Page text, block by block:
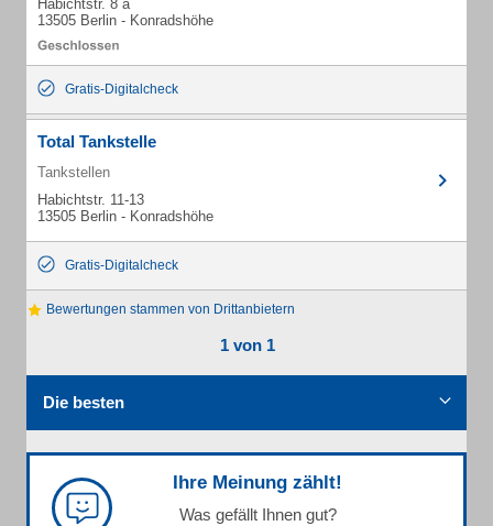
Habichtstr. 8 a
13505 Berlin - Konradshöhe
Gratis-Digitalcheck
Total Tankstelle
Tankstellen
Habichtstr. 11-13
13505 Berlin - Konradshöhe
Gratis-Digitalcheck
Bewertungen stammen von Drittanbietern
1 von 1
Die besten
Ihre Meinung zählt!
Was gefällt Ihnen gut?